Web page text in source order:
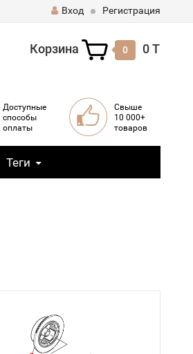
Вход Регистрация
Корзина 0 0 T
Доступные
способы
оплаты
Свыше
10 000+
товаров
Теги